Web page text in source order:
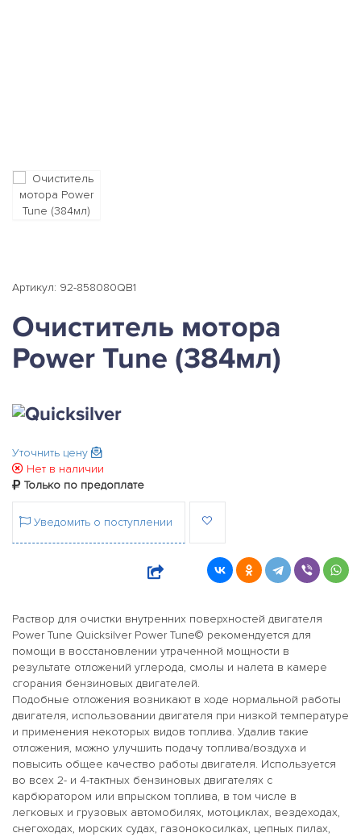
Артикул: 92-858080QB1
Очиститель мотора
Power Tune (384мл)
Уточнить цену
Нет в наличии
Только по предоплате
Уведомить о поступлении
Раствор для очистки внутренних поверхностей двигателя
Power Tune Quicksilver Power Tune© рекомендуется для
помощи в восстановлении утраченной мощности в
результате отложений углерода, смолы и налета в камере
сгорания бензиновых двигателей.
Подобные отложения возникают в ходе нормальной работы
двигателя, использовании двигателя при низкой температуре
и применения некоторых видов топлива. Удалив такие
отложения, можно улучшить подачу топлива/воздуха и
повысить общее качество работы двигателя. Используется
во всех 2- и 4-тактных бензиновых двигателях с
карбюратором или впрыском топлива, в том числе в
легковых и грузовых автомобилях, мотоциклах, вездеходах,
снегоходах, морских судах, газонокосилках, цепных пилах,